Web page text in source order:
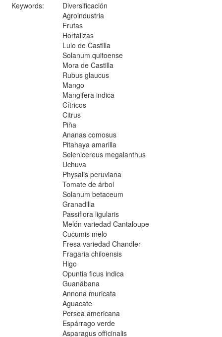
Keywords:
Diversificación
Agroindustria
Frutas
Hortalizas
Lulo de Castilla
Solanum quitoense
Mora de Castilla
Rubus glaucus
Mango
Mangifera indica
Cítricos
Citrus
Piña
Ananas comosus
Pitahaya amarilla
Selenicereus megalanthus
Uchuva
Physalis peruviana
Tomate de árbol
Solanum betaceum
Granadilla
Passiflora ligularis
Melón variedad Cantaloupe
Cucumis melo
Fresa variedad Chandler
Fragaria chiloensis
Higo
Opuntia ficus indica
Guanábana
Annona muricata
Aguacate
Persea americana
Espárrago verde
Asparagus officinalis